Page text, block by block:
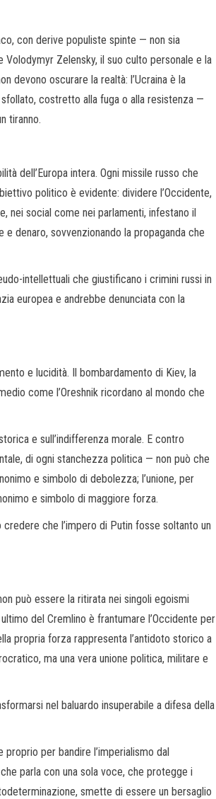
con derive populiste spinte — non sia
Zelensky, il suo culto personale e la
devono oscurare la realtà: l’Ucraina è la
costretto alla fuga o alla resistenza —
tiranno.
dell’Europa intera. Ogni missile russo che
politico è evidente: dividere l’Occidente,
nei social come nei parlamenti, infestano il
denaro, sovvenzionando la propaganda che
intellettuali che giustificano i crimini russi in
europea e andrebbe denunciata con la
e lucidità. Il bombardamento di Kiev, la
come l’Oreshnik ricordano al mondo che
e sull’indifferenza morale. E contro
di ogni stanchezza politica — non può che
e simbolo di debolezza; l’unione, per
e simbolo di maggiore forza.
che l’impero di Putin fosse soltanto un
può essere la ritirata nei singoli egoismi
del Cremlino è frantumare l’Occidente per
propria forza rappresenta l’antidoto storico a
ma una vera unione politica, militare e
nel baluardo insuperabile a difesa della
proprio per bandire l’imperialismo dal
parla con una sola voce, che protegge i
smette di essere un bersaglio